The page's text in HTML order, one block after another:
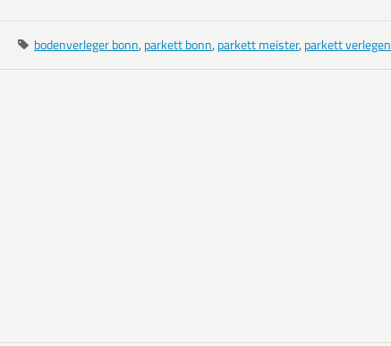
bodenverleger bonn, parkett bonn, parkett meister, parkett verlegen